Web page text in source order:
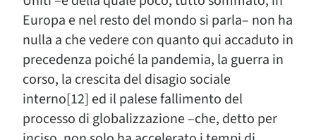
Europa e nel resto del mondo si parla– non ha
nulla a che vedere con quanto qui accaduto in
precedenza poiché la pandemia, la guerra in
corso, la crescita del disagio sociale
interno[12] ed il palese fallimento del
processo di globalizzazione –che, detto per